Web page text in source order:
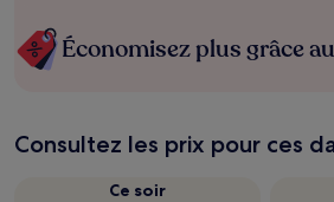
Économisez plus grâce
Consultez les prix pour ces
Ce soir